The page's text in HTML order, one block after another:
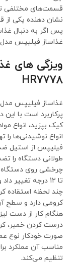
قسمت‌های مختلفی
نشان دهنده یکی از
پس اگر به دنبال
غذاساز فیلیپس مدل HR7778 را پیشنهاد می‌کنیم.
ویزگی های
HR7778
پرکاربرد است با
کیک بپزید، انواع
انواع نوشیدنی‌ها را
فیلیپس از استیل
طولانی دستگاه را
چرخشی روی
تا 12 درجه
چند لحظه استقاده
کرومی دارد و سطح
هنگام کار از دست
درست کردن خمیر،
صورت خودکار نوع
مناسب آن عملکرد
تنظیم می‌کند.